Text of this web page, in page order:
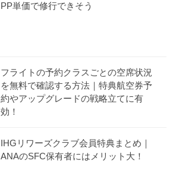
PP単価で修行できそう
フライトの予約クラスごとの空席状況
を無料で確認する方法｜特典航空券予
約やアップグレードの戦略立てに有
効！
IHGリワーズクラブ会員特典まとめ｜
ANAのSFC保有者にはメリット大！